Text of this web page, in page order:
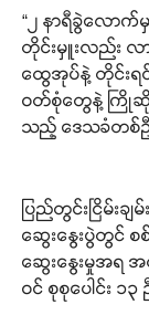
“၂ နာရီခွဲလောက်
တိုင်းမှူးလည်း
ထွေအုပ်နဲ့ တိုင်းရ
ဝတ်စုံတွေနဲ့ ကြိုဆို
သည့် ဒေသခံတစ်ဦ
ပြည်တွင်းငြိမ်း
ဆွေးနွေးပွဲတွင် စ
ဆွေးနွေးမှုအရ အ
ဝင် စုစုပေါင်း